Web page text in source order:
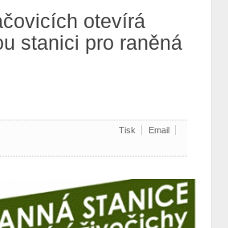
otevírá
stanici pro raněná
Tisk Email